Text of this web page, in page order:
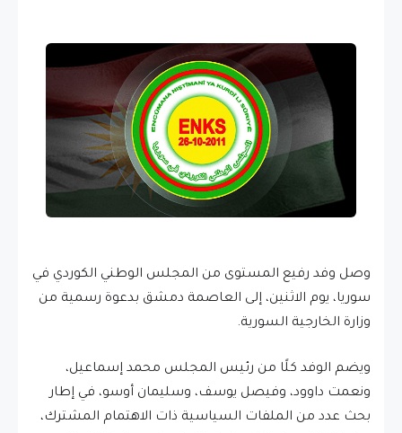
وصل وفد رفيع المستوى من المجلس الوطني الكوردي في
سوريا، يوم الاثنين، إلى العاصمة دمشق بدعوة رسمية من
وزارة الخارجية السورية.
ويضم الوفد كلًا من رئيس المجلس محمد إسماعيل،
ونعمت داوود، وفيصل يوسف، وسليمان أوسو، في إطار
بحث عدد من الملفات السياسية ذات الاهتمام المشترك،